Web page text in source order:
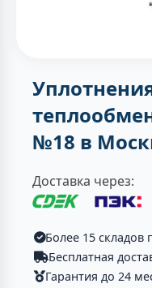
№18 в
Доставка через:
Более 15 складов
Бесплатная
Гарантия до 24